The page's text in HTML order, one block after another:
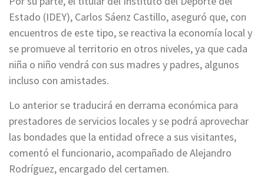
Estado (IDEY), Carlos Sáenz Castillo, aseguró que, con
encuentros de este tipo, se reactiva la economía local y
se promueve al territorio en otros niveles, ya que cada
niña o niño vendrá con sus madres y padres, algunos
incluso con amistades.
Lo anterior se traducirá en derrama económica para
prestadores de servicios locales y se podrá aprovechar
las bondades que la entidad ofrece a sus visitantes,
comentó el funcionario, acompañado de Alejandro
Rodríguez, encargado del certamen.